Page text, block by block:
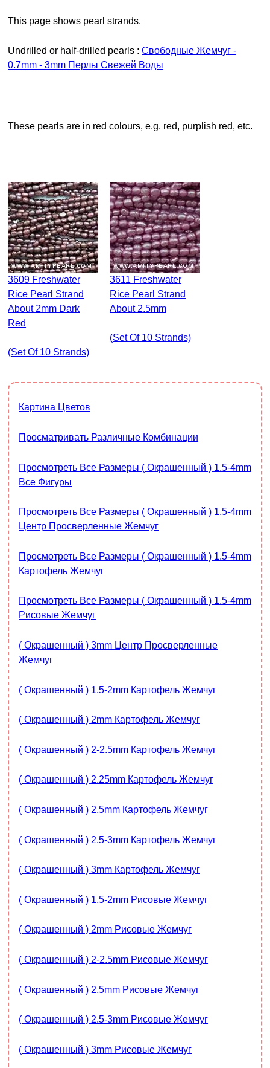
This page shows pearl strands.
Undrilled or half-drilled pearls : Свободные Жемчуг -
0.7mm - 3mm Перлы Свежей Воды
These pearls are in red colours, e.g. red, purplish red, etc.
3609 Freshwater
Rice Pearl Strand
About 2mm Dark
Red
(set Of 10 Strands)
3611 Freshwater
Rice Pearl Strand
About 2.5mm
(set Of 10 Strands)
Картина Цветов
Просматривать Различные Комбинации
Просмотреть Все Размеры ( Окрашенный ) 1.5-4mm
Все Фигуры
Просмотреть Все Размеры ( Окрашенный ) 1.5-4mm
Центр Просверленные Жемчуг
Просмотреть Все Размеры ( Окрашенный ) 1.5-4mm
Картофель Жемчуг
Просмотреть Все Размеры ( Окрашенный ) 1.5-4mm
Рисовые Жемчуг
( Окрашенный ) 3mm Центр Просверленные
Жемчуг
( Окрашенный ) 1.5-2mm Картофель Жемчуг
( Окрашенный ) 2mm Картофель Жемчуг
( Окрашенный ) 2-2.5mm Картофель Жемчуг
( Окрашенный ) 2.25mm Картофель Жемчуг
( Окрашенный ) 2.5mm Картофель Жемчуг
( Окрашенный ) 2.5-3mm Картофель Жемчуг
( Окрашенный ) 3mm Картофель Жемчуг
( Окрашенный ) 1.5-2mm Рисовые Жемчуг
( Окрашенный ) 2mm Рисовые Жемчуг
( Окрашенный ) 2-2.5mm Рисовые Жемчуг
( Окрашенный ) 2.5mm Рисовые Жемчуг
( Окрашенный ) 2.5-3mm Рисовые Жемчуг
( Окрашенный ) 3mm Рисовые Жемчуг